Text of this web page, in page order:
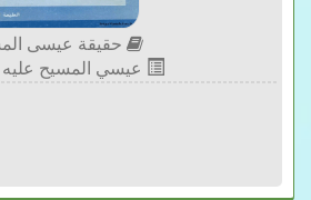
حقيقة عيسى
عيسي المسيح عليه